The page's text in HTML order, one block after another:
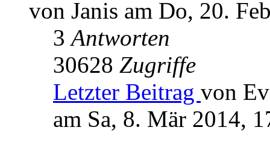
von Janis am Do, 20.
3Antworten
30628 Zugriffe
Letzter Beitrag von
am Sa, 8. Mär 2014,